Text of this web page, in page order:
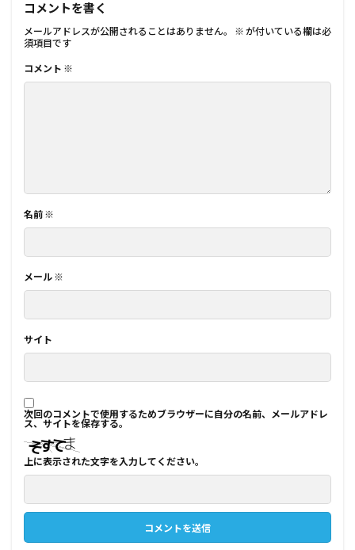
コメントを書く
メールアドレスが公開されることはありません。 ※ が付いている欄は必
須項目です
コメント ※
名前 ※
メール ※
サイト
次回のコメントで使用するためブラウザーに自分の名前、メールアドレ
ス、サイトを保存する。
上に表示された文字を入力してください。